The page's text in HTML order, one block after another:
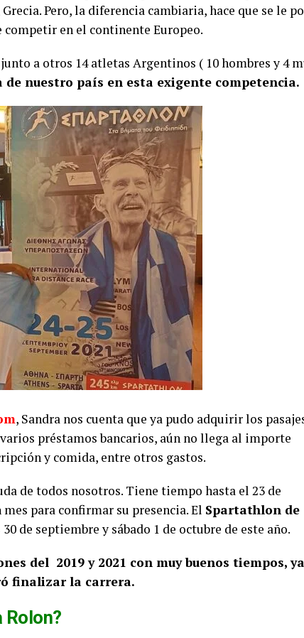
Pero, la diferencia cambiaria, hace que se le
en el continente Europeo.
a otros 14 atletas Argentinos ( 10 hombres y 4
de nuestro país en esta exigente competencia.
, Sandra nos cuenta que ya pudo adquirir los
préstamos bancarios, aún no llega al importe
y comida, entre otros gastos.
de todos nosotros. Tiene tiempo hasta el 23 de
para confirmar su presencia. El Spartathlon de
de septiembre y sábado 1 de octubre de este año.
del 2019 y 2021 con muy buenos tiempos,
finalizar la carrera.
Rolon?